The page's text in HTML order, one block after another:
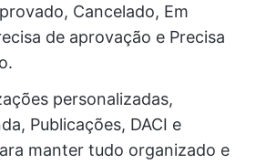
Cancelado, Em
de aprovação e Precisa
personalizadas,
Publicações, DACI e
manter tudo organizado e